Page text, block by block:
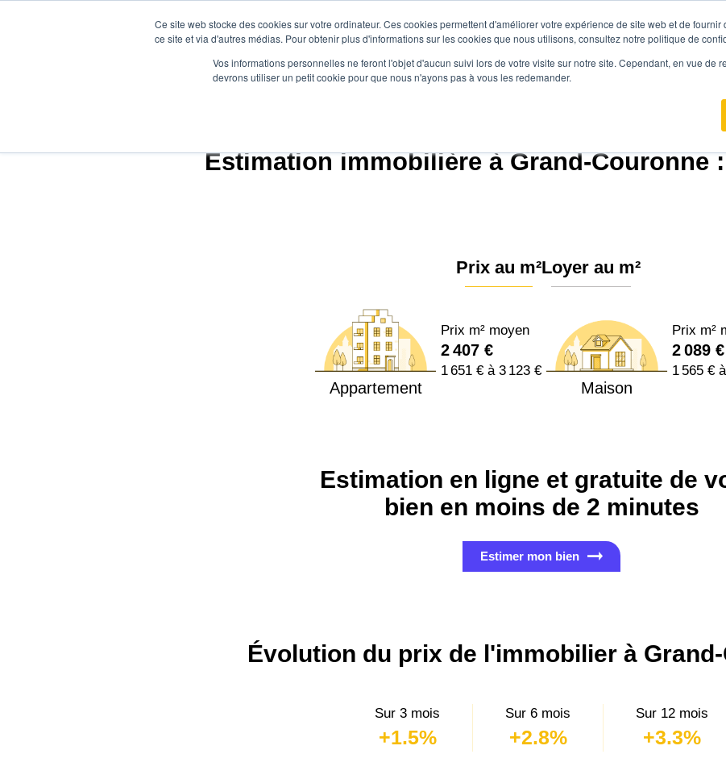
Ce site web stocke des cookies sur votre ordinateur. Ces cookies permettent d'améliorer votre expérience de site web et de
ce site et via d'autres médias. Pour obtenir plus d'informations sur les cookies que nous utilisons, consultez notre politique de
Vos informations personnelles ne feront l'objet d'aucun suivi lors de votre visite sur notre site. Cependant, en vue de
devrons utiliser un petit cookie pour que nous n'ayons pas à vous les redemander.
Prix immobilier Vendre avec
Grand-Couronne
Estimation immobilière à Grand-Couronne :
Prix au m²
Appartement
Prix m² moyen
2 407 €
1 651 € à 3 123 €
Loyer au m²
Maison
Prix m²
2 089 €
1 565 €
Estimation en ligne et gratuite de
bien en moins de 2 minutes
Estimer mon bien
Évolution du prix de l'immobilier à
Sur 3 mois
+1.5%
Sur 6 mois
+2.8%
Sur 12 mois
+3.3%